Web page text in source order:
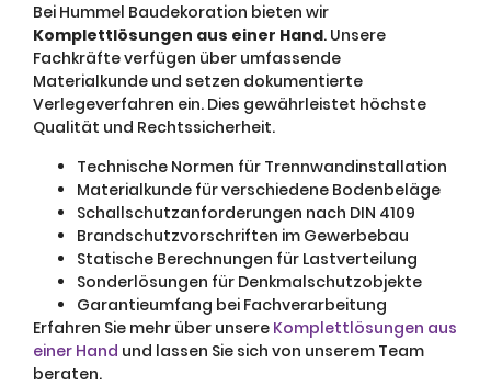
Bei Hummel Baudekoration bieten wir
Komplettlösungen aus einer Hand. Unsere
Fachkräfte verfügen über umfassende
Materialkunde und setzen dokumentierte
Verlegeverfahren ein. Dies gewährleistet höchste
Qualität und Rechtssicherheit.
Technische Normen für Trennwandinstallation
Materialkunde für verschiedene Bodenbeläge
Schallschutzanforderungen nach DIN 4109
Brandschutzvorschriften im Gewerbebau
Statische Berechnungen für Lastverteilung
Sonderlösungen für Denkmalschutzobjekte
Garantieumfang bei Fachverarbeitung
Erfahren Sie mehr über unsere Komplettlösungen aus
einer Hand und lassen Sie sich von unserem Team
beraten.